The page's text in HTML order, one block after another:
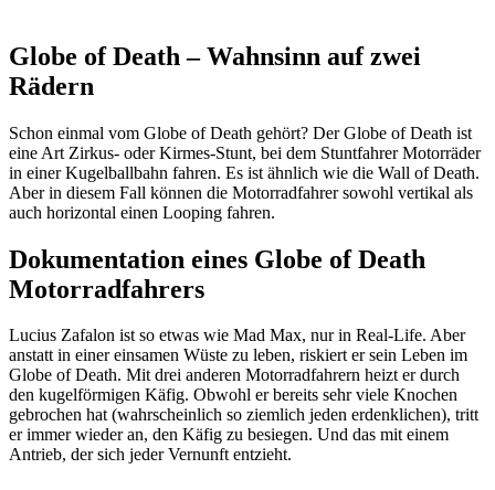
Globe of Death – Wahnsinn auf zwei
Rädern
Schon einmal vom Globe of Death gehört? Der Globe of Death ist
eine Art Zirkus- oder Kirmes-Stunt, bei dem Stuntfahrer Motorräder
in einer Kugelballbahn fahren. Es ist ähnlich wie die Wall of Death.
Aber in diesem Fall können die Motorradfahrer sowohl vertikal als
auch horizontal einen Looping fahren.
Dokumentation eines Globe of Death
Motorradfahrers
Lucius Zafalon ist so etwas wie Mad Max, nur in Real-Life. Aber
anstatt in einer einsamen Wüste zu leben, riskiert er sein Leben im
Globe of Death. Mit drei anderen Motorradfahrern heizt er durch
den kugelförmigen Käfig. Obwohl er bereits sehr viele Knochen
gebrochen hat (wahrscheinlich so ziemlich jeden erdenklichen), tritt
er immer wieder an, den Käfig zu besiegen. Und das mit einem
Antrieb, der sich jeder Vernunft entzieht.